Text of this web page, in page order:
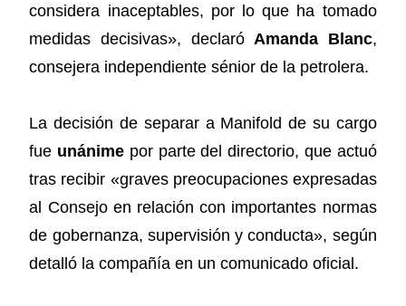
considera inaceptables, por lo que ha tomado
medidas decisivas», declaró Amanda Blanc,
consejera independiente sénior de la petrolera.
La decisión de separar a Manifold de su cargo
fue unánime por parte del directorio, que actuó
tras recibir «graves preocupaciones expresadas
al Consejo en relación con importantes normas
de gobernanza, supervisión y conducta», según
detalló la compañía en un comunicado oficial.